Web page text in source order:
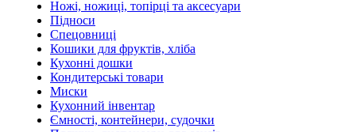
Ножі, ножиці, топірці та аксесуари
Підноси
Спецовниці
Кошики для фруктів, хліба
Кухонні дошки
Кондитерські товари
Миски
Кухонний інвентар
Ємності, контейнери, судочки